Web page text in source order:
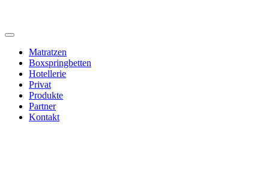
Toggle
NavigationMatratzen
Boxspringbetten
Hotellerie
Privat
Produkte
Partner
Kontakt